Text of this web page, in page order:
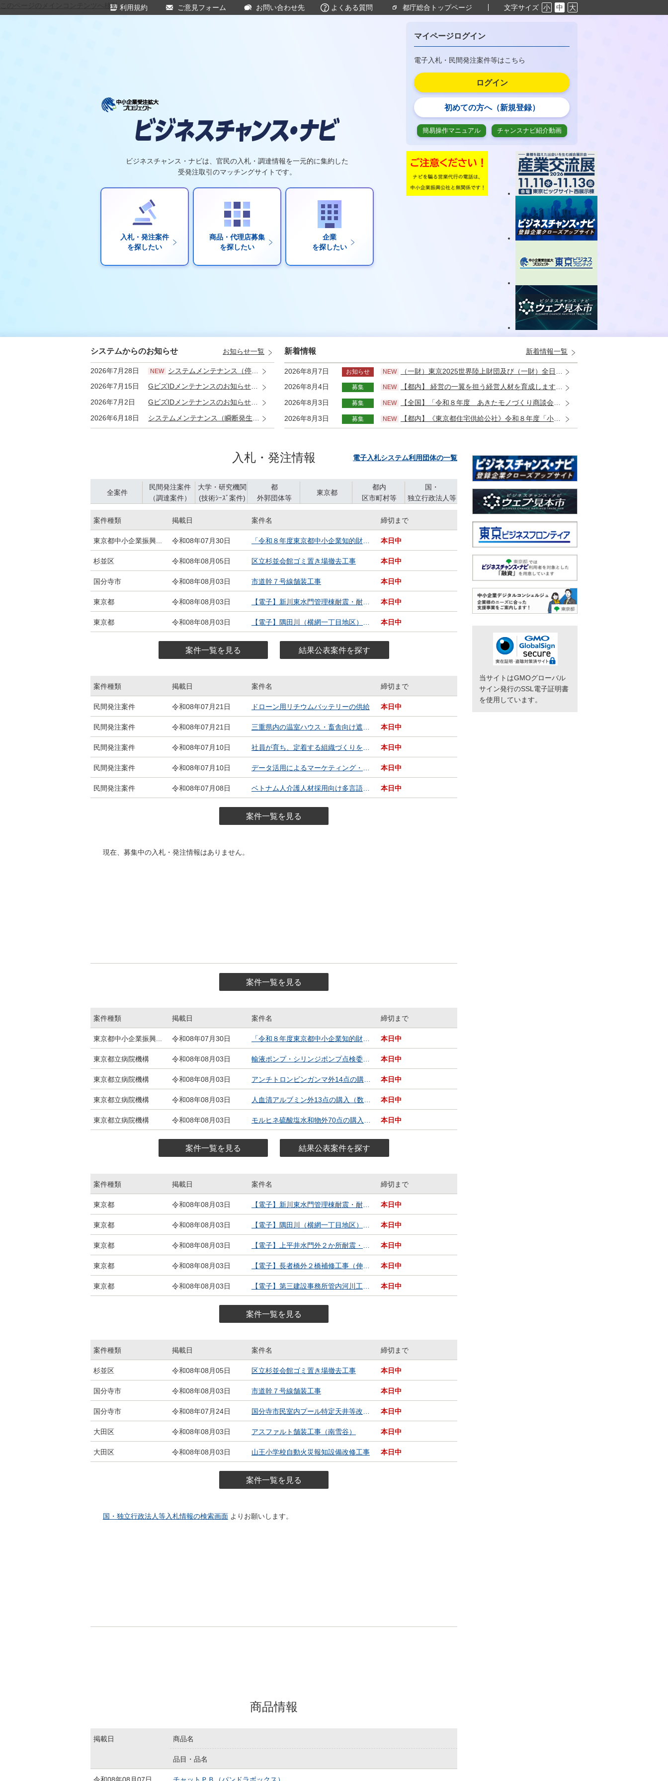
このページのメインコンテンツへ移動 利用規約 ご意見フォーム お問い合わせ先 よくある質問 都庁総合トップページ 文字サイズ 小 中 大
ビジネスチャンス・ナビは、官民の入札・調達情報を一元的に集約した
受発注取引のマッチングサイトです。
入札・発注案件
を探したい
商品・代理店募集
を探したい
企業
を探したい
マイページログイン
電子入札・民間発注案件等はこちら
ログイン
初めての方へ（新規登録）
簡易操作マニュアル チャンスナビ紹介動画
システムからのお知らせ お知らせ一覧
2026年7月28日 NEW
システムメンテナンス（停止）のお知らせ(2026年8月2日)
2026年7月15日
GビズIDメンテナンスのお知らせ（2026年7月16日18:30～19:30）
2026年7月2日
GビズIDメンテナンスのお知らせ（2026年7月8日20時～9日1時）
2026年6月18日
システムメンテナンス（瞬断発生）のお知らせ（2026年6月24日）
新着情報 新着情報一覧
2026年8月7日 お知らせ NEW
（一財）東京2025世界陸上財団及び（一財）全日本ろうあ連盟デフリンピック運営委員会解散に伴うビジネスチャンス・ナビの対応につきまして
2026年8月4日
募集 NEW
【都内】 経営の一翼を担う経営人材を育成します！「経営人財育成スクールNEXT」オンライン説明会のご案内
2026年8月3日
募集 NEW
【全国】「令和８年度 あきたモノづくり商談会」の開催について
2026年8月3日
募集 NEW
【都内】《東京都住宅供給公社》令和８年度「小口・緊急修繕工事店」を追加募集します
2026年7月29日
【全国】ウェブ見本市に１８社が新規掲載されました
2026年7月27日
募集
【全国】＜出展料無料＞第４回たま未来・産業フェア出展者募集
2026年7月22日
募集
【都内】【受講生募集】PMI（経営統合）スクールⅡ期
【都内】《限定100名!!》パラスポーツ支援企業講演会『TOKYOが築いたパラスポーツ支援の現在地』
入札・発注情報 電子入札システム利用団体の一覧
全案件
民間発注案件
（調達案件）
大学・研究機関
(技術ｼｰｽﾞ案件)
都
外郭団体等
東京都
都内
区市町村等
国・
独立行政法人等
国、独立行政法人等タブ
入札・発注情報エリアの全案件一覧
案件種類 掲載日 案件名 締切まで
東京都中小企業振興... 令和08年07月30日 本日中
杉並区 令和08年08月05日 区立杉並会館ゴミ置き場撤去工事 本日中
国分寺市 令和08年08月03日 市道幹７号線舗装工事 本日中
東京都 令和08年08月03日 本日中
東京都 令和08年08月03日 本日中
案件一覧を見る 結果公表案件を探す
入札・発注情報エリアの民間発注案件（調達案件）一覧
案件種類 掲載日 案件名 締切まで
民間発注案件 令和08年07月21日 ドローン用リチウムバッテリーの供給 本日中
民間発注案件 令和08年07月21日 本日中
民間発注案件 令和08年07月10日 本日中
民間発注案件 令和08年07月10日 本日中
民間発注案件 令和08年07月08日 本日中
案件一覧を見る
現在、募集中の入札・発注情報はありません。
案件一覧を見る
入札・発注情報エリアの東京都の外郭団体等入札・発注案件一覧
案件種類 掲載日 案件名 締切まで
東京都中小企業振興... 令和08年07月30日 本日中
東京都立病院機構 令和08年08月03日 本日中
東京都立病院機構 令和08年08月03日 本日中
東京都立病院機構 令和08年08月03日 本日中
東京都立病院機構 令和08年08月03日 本日中
案件一覧を見る 結果公表案件を探す
入札・発注情報エリアの東京都入札情報一覧
案件種類 掲載日 案件名 締切まで
東京都 令和08年08月03日 本日中
東京都 令和08年08月03日 本日中
東京都 令和08年08月03日 本日中
東京都 令和08年08月03日 本日中
東京都 令和08年08月03日 本日中
案件一覧を見る
入札・発注情報エリアの東京都内の区市町村等入札情報一覧
案件種類 掲載日 案件名 締切まで
杉並区 令和08年08月05日 区立杉並会館ゴミ置き場撤去工事 本日中
国分寺市 令和08年08月03日 市道幹７号線舗装工事 本日中
国分寺市 令和08年07月24日 本日中
大田区 令和08年08月03日 アスファルト舗装工事（南雪谷） 本日中
大田区 令和08年08月03日 山王小学校自動火災報知設備改修工事 本日中
案件一覧を見る
国・独立行政法人等入札情報の検索画面よりお願いします。
商品情報
商品情報エリアの商品一覧
掲載日 商品名
品目・品名
当サイトはGMOグローバル
サイン発行のSSL電子証明書
を使用しています。